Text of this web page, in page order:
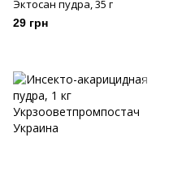
Эктосан пудра, 35 г
29 грн